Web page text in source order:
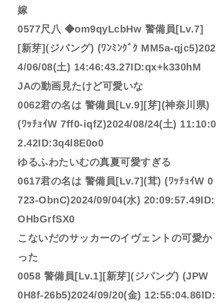
嫁
0577尺八 ◆om9qyLcbHw 警備員[Lv.7]
[新芽](ジパング) (ﾜﾝﾐﾝｸﾞｸ MM5a-qjc5)202
4/06/08(土) 14:46:43.27ID:qx+k330hM
JAの動画見たけど可愛いな
0062君の名は 警備員[Lv.9][芽](神奈川県)
(ﾜｯﾁｮｲW 7ff0-iqfZ)2024/08/24(土) 11:10:0
2.42ID:3q4l8E0o0
ゆるふわたいむの真夏可愛すぎる
0617君の名は 警備員[Lv.7](茸) (ﾜｯﾁｮｲW 0
723-ObnC)2024/09/04(水) 20:09:57.49ID:
OHbGrfSX0
こないだのサッカーのイヴェントの可愛か
った
0058 警備員[Lv.1][新芽](ジパング) (JPW
0H8f-26b5)2024/09/20(金) 12:55:04.86ID: